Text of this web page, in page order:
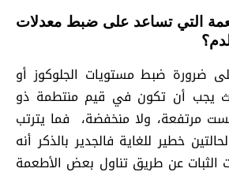
التي تساعد على ضبط معدلات
ضرورة ضبط مستويات الجلوكوز أو
يجب أن تكون في قيم منتطمة ذو
مرتفعة، ولا منخفضة، فما يترتب
خطير للغاية فالجدير بالذكر أنه
عن طريق تناول بعض الأطعمة